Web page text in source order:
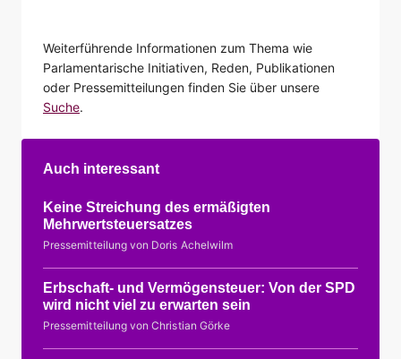
Weiterführende Informationen zum Thema wie
Parlamentarische Initiativen, Reden, Publikationen
oder Pressemitteilungen finden Sie über unsere
Suche.
Auch interessant
Keine Streichung des ermäßigten
Mehrwertsteuersatzes
Pressemitteilung von Doris Achelwilm
Erbschaft- und Vermögensteuer: Von der SPD
wird nicht viel zu erwarten sein
Pressemitteilung von Christian Görke